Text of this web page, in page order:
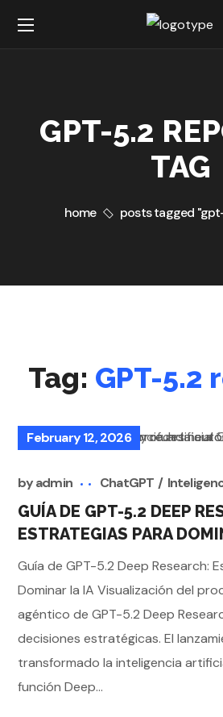
GPT-5.2
TAG
home posts tagged
Tag: GPT-5.2
February 12, 2026
byadmin ChatGPT
GUÍA DE GPT-5.2 DEEP
ESTRATEGIAS PARA
Guía de GPT-5.2 Deep Research:
Dominar la IA Visualización del
agéntico de GPT-5.2 Deep
decisiones estratégicas. El
transformado la inteligencia
función Deep...